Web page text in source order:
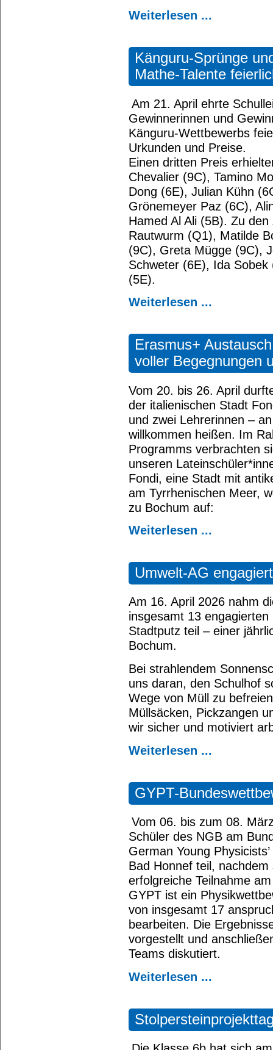
Weiterlesen ...
Känguru‑Sprünge
Mathe‑Talente
Am 21. April ehrte
Gewinnerinnen und
Känguru‑Wettbewerbs
Urkunden und Preise.
Einen dritten Preis
Chevalier (9C), Tamino
Dong (6E), Julian Kühn
Grönemeyer Paz (6C),
Hamed Al Ali (5B). Zu
Rautwurm (Q1), Matilde
(9C), Greta Mügge (9C),
Schweter (6E), Ida
(5E).
Weiterlesen ...
Erasmus+
voller Begegnungen
Vom 20. bis 26. April
der italienischen Stadt
und zwei Lehrerinnen –
willkommen heißen. Im
Programms verbrachten
unseren
Fondi, eine Stadt mit
am Tyrrhenischen Meer,
zu Bochum auf:
Weiterlesen ...
Umwelt-AG
Am 16. April 2026 nahm
insgesamt 13
Stadtputz teil – einer
Bochum.
Bei strahlendem
uns daran, den Schulhof
Wege von Müll zu
Müllsäcken, Pickzangen
wir sicher und motiviert
Weiterlesen ...
GYPT-
Vom 06. bis zum 08.
Schüler des NGB am
German Young
Bad Honnef teil,
erfolgreiche Teilnahme
GYPT ist ein
von insgesamt 17
bearbeiten. Die
vorgestellt und
Teams diskutiert.
Weiterlesen ...